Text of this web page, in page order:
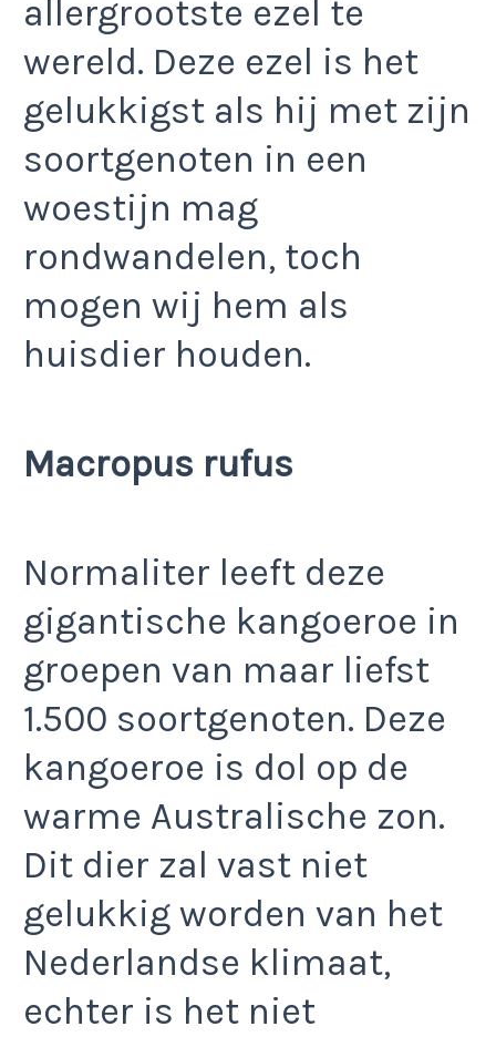
allergrootste ezel te
wereld. Deze ezel is het
gelukkigst als hij met zijn
soortgenoten in een
woestijn mag
rondwandelen, toch
mogen wij hem als
huisdier houden.
Macropus rufus
Normaliter leeft deze
gigantische kangoeroe in
groepen van maar liefst
1.500 soortgenoten. Deze
kangoeroe is dol op de
warme Australische zon.
Dit dier zal vast niet
gelukkig worden van het
Nederlandse klimaat,
echter is het niet